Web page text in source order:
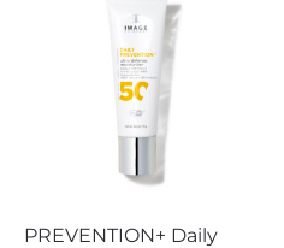
PREVENTION+ Daily